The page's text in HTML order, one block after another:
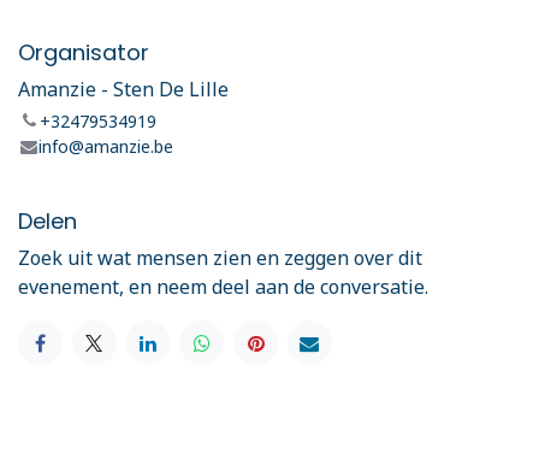
Organisator
Amanzie - Sten De Lille
+32479534919
info@amanzie.be
Delen
Zoek uit wat mensen zien en zeggen over dit
evenement, en neem deel aan de conversatie.